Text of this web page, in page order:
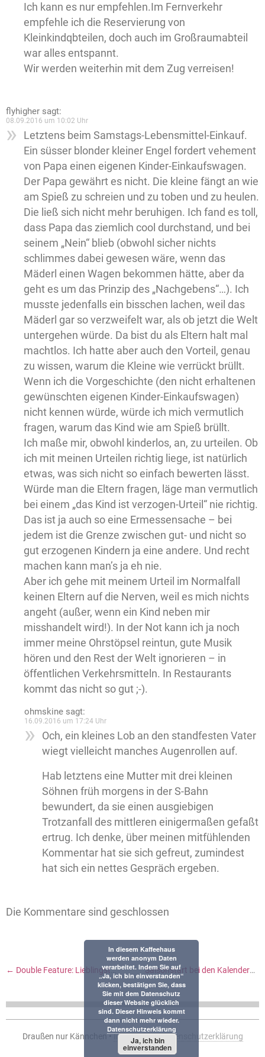
Ich kann es nur empfehlen.Im Fernverkehr
empfehle ich die Reservierung von
Kleinkindqbteilen, doch auch im Großraumabteil
war alles entspannt.
Wir werden weiterhin mit dem Zug verreisen!
flyhigher sagt:
08.09.2016 um 10:02 Uhr
Letztens beim Samstags-Lebensmittel-Einkauf.
Ein süsser blonder kleiner Engel fordert vehement
von Papa einen eigenen Kinder-Einkaufswagen.
Der Papa gewährt es nicht. Die kleine fängt an wie
am Spieß zu schreien und zu toben und zu heulen.
Die ließ sich nicht mehr beruhigen. Ich fand es toll,
dass Papa das ziemlich cool durchstand, und bei
seinem „Nein“ blieb (obwohl sicher nichts
schlimmes dabei gewesen wäre, wenn das
Mäderl einen Wagen bekommen hätte, aber da
geht es um das Prinzip des „Nachgebens“…). Ich
musste jedenfalls ein bisschen lachen, weil das
Mäderl gar so verzweifelt war, als ob jetzt die Welt
untergehen würde. Da bist du als Eltern halt mal
machtlos. Ich hatte aber auch den Vorteil, genau
zu wissen, warum die Kleine wie verrückt brüllt.
Wenn ich die Vorgeschichte (den nicht erhaltenen
gewünschten eigenen Kinder-Einkaufswagen)
nicht kennen würde, würde ich mich vermutlich
fragen, warum das Kind wie am Spieß brüllt.
Ich maße mir, obwohl kinderlos, an, zu urteilen. Ob
ich mit meinen Urteilen richtig liege, ist natürlich
etwas, was sich nicht so einfach bewerten lässt.
Würde man die Eltern fragen, läge man vermutlich
bei einem „das Kind ist verzogen-Urteil“ nie richtig.
Das ist ja auch so eine Ermessensache – bei
jedem ist die Grenze zwischen gut- und nicht so
gut erzogenen Kindern ja eine andere. Und recht
machen kann man’s ja eh nie.
Aber ich gehe mit meinem Urteil im Normalfall
keinen Eltern auf die Nerven, weil es mich nichts
angeht (außer, wenn ein Kind neben mir
misshandelt wird!). In der Not kann ich ja noch
immer meine Ohrstöpsel reintun, gute Musik
hören und den Rest der Welt ignorieren – in
öffentlichen Verkehrsmitteln. In Restaurants
kommt das nicht so gut ;-).
ohmskine sagt:
16.09.2016 um 17:24 Uhr
Och, ein kleines Lob an den standfesten Vater
wiegt vielleicht manches Augenrollen auf.
Hab letztens eine Mutter mit drei kleinen
Söhnen früh morgens in der S-Bahn
bewundert, da sie einen ausgiebigen
Trotzanfall des mittleren einigermaßen gefaßt
ertrug. Ich denke, über meinen mitfühlenden
Kommentar hat sie sich gefreut, zumindest
hat sich ein nettes Gespräch ergeben.
Die Kommentare sind geschlossen
← Double Feature: Lieblingstweets im Juli und August Saisonstart bei den Kalendergirls
Draußen nur Kännchen •Impressum•Datenschutzerklärung
In diesem Kaffeehaus
werden anonym Daten
verarbeitet. Indem Sie auf
„Ja, ich bin einverstanden“
klicken, bestätigen Sie, dass
Sie mit dem Datenschutz
dieser Website glücklich
sind. Dieser Hinweis kommt
dann nicht mehr wieder.
Datenschutzerklärung
Ja, ich bin
einverstanden